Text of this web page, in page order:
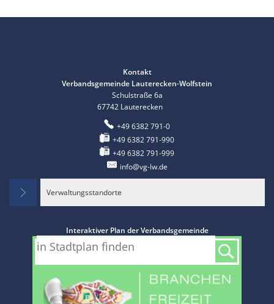
Kontakt
Verbandsgemeinde Lauterecken-Wolfstein
Schulstraße 6a
67742 Lauterecken
+49 6382 791-0
+49 6382 791-990
+49 6382 791-999
info@vg-lw.de
Verwaltungsstandorte
Interaktiver Plan der Verbandsgemeinde